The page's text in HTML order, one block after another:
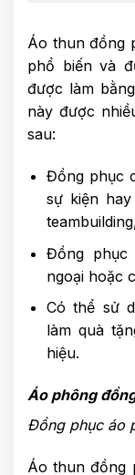
Áo thun đồng
phổ biến và
được làm
này được
sau:
Đồng phục
sự kiện
Đồng
ngoại hoặc
Có thể sử
làm quà
hiệu.
Áo phông
Đồng phục áo
Áo thun đồng